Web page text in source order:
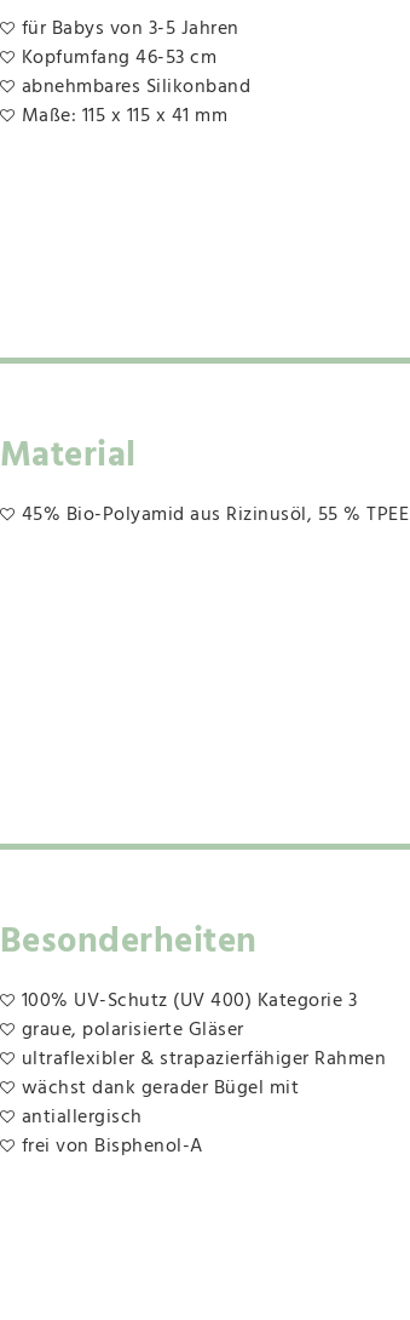
für Babys von 3-5 Jahren
Kopfumfang 46-53 cm
abnehmbares Silikonband
Maße: 115 x 115 x 41 mm
Material
45% Bio-Polyamid aus Rizinusöl, 55 % TPEE
Besonderheiten
100% UV-Schutz (UV 400) Kategorie 3
graue, polarisierte Gläser
ultraflexibler & strapazierfähiger Rahmen
wächst dank gerader Bügel mit
antiallergisch
frei von Bisphenol-A